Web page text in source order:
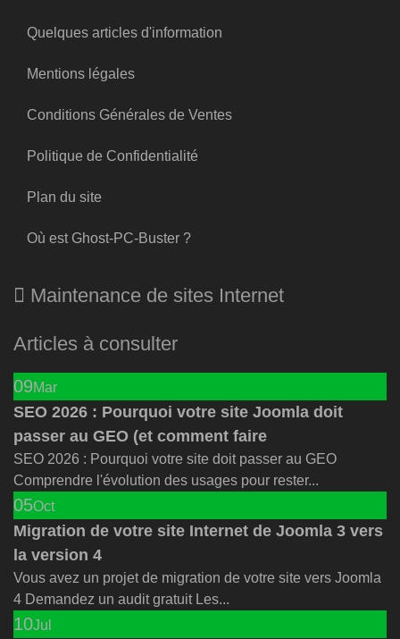
Quelques articles d'information
Mentions légales
Conditions Générales de Ventes
Politique de Confidentialité
Plan du site
Où est Ghost-PC-Buster ?
Maintenance de sites Internet
Articles à consulter
09Mar
SEO 2026 : Pourquoi votre site Joomla doit
passer au GEO (et comment faire
SEO 2026 : Pourquoi votre site doit passer au GEO
Comprendre l'évolution des usages pour rester...
05Oct
Migration de votre site Internet de Joomla 3 vers
la version 4
Vous avez un projet de migration de votre site vers Joomla
4 Demandez un audit gratuit Les...
10Jul